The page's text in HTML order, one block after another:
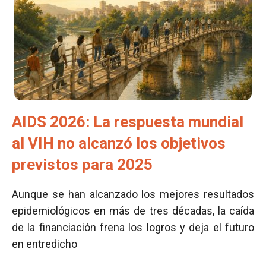
AIDS 2026: La respuesta mundial
al VIH no alcanzó los objetivos
previstos para 2025
Aunque se han alcanzado los mejores resultados
epidemiológicos en más de tres décadas, la caída
de la financiación frena los logros y deja el futuro
en entredicho